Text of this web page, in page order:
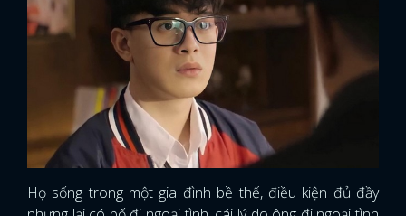
Họ sống trong một gia đình bề thế, điều kiện đủ đầy